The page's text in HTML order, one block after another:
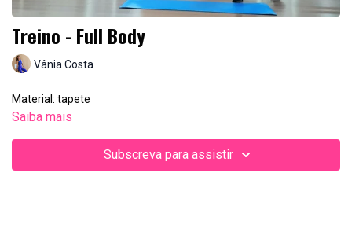
Treino - Full Body
Vânia Costa
Material: tapete
Saiba mais
Subscreva para assistir